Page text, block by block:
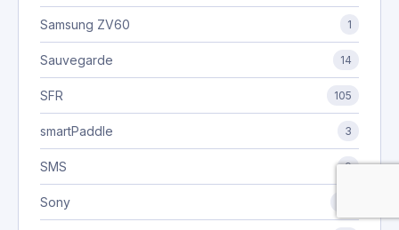
Samsung ZV60 1
Sauvegarde 14
SFR 105
smartPaddle 3
SMS 9
Sony